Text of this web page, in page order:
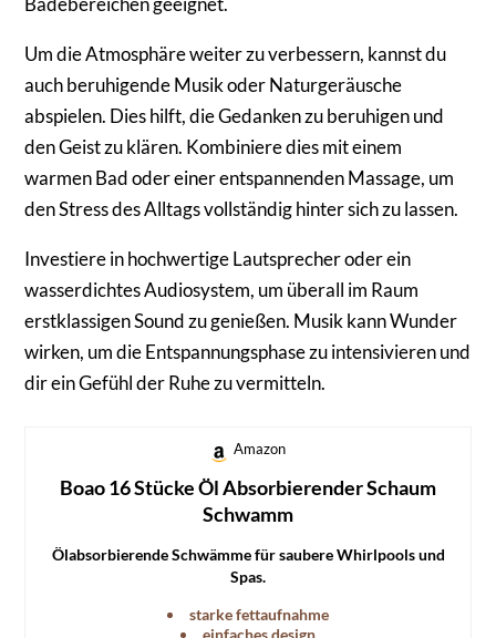
Um die Atmosphäre weiter zu verbessern, kannst du
auch beruhigende Musik oder Naturgeräusche
abspielen. Dies hilft, die Gedanken zu beruhigen und
den Geist zu klären. Kombiniere dies mit einem
warmen Bad oder einer entspannenden Massage, um
den Stress des Alltags vollständig hinter sich zu lassen.
Investiere in hochwertige Lautsprecher oder ein
wasserdichtes Audiosystem, um überall im Raum
erstklassigen Sound zu genießen. Musik kann Wunder
wirken, um die Entspannungsphase zu intensivieren und
dir ein Gefühl der Ruhe zu vermitteln.
Amazon
Boao 16 Stücke Öl Absorbierender Schaum
Schwamm
Ölabsorbierende Schwämme für saubere Whirlpools und
Spas.
starke fettaufnahme